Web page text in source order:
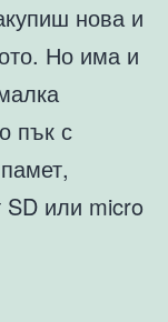
нова и
Но има и
пък с
SD или micro